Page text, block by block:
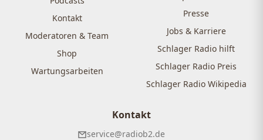
Kontakt
Moderatoren & Team
Shop
Wartungsarbeiten
Presse
Jobs & Karriere
Schlager Radio hilft
Schlager Radio Preis
Schlager Radio Wikipedia
Kontakt
service@radiob2.de